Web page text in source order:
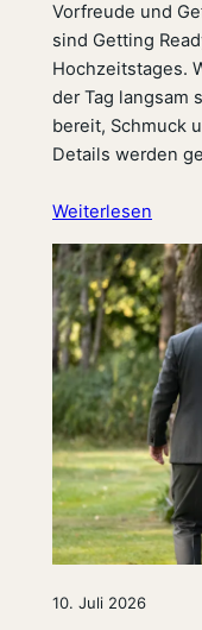
Vorfreude und
sind Getting
Hochzeitstages.
der Tag langsam
bereit, Schmuck
Details werden
Weiterlesen
10. Juli 2026